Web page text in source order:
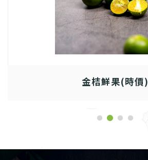
金桔鮮果(時價)